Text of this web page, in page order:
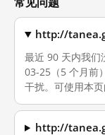
http://
最近 90 天内我
03-25（5 个月前
干扰。可使用本页
http://